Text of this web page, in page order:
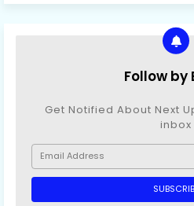
Follow by
Get Notified About Next
inbox